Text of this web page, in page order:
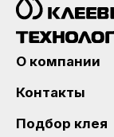
О компании
Контакты
Подбор клея